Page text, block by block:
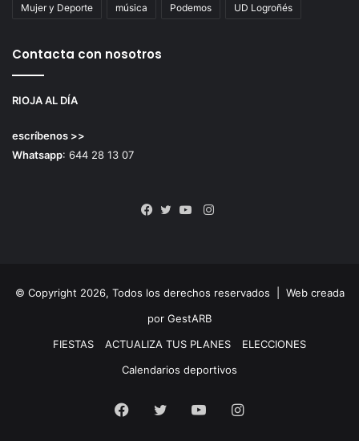
Mujer y Deporte música Podemos UD Logroñés
Contacta con nosotros
RIOJA AL DÍA
escríbenos >>
Whatsapp: 644 28 13 07
Instagram
© Copyright 2026, Todos los derechos reservados | Web creada
por GestARB
FIESTAS
ACTUALIZA TUS PLANES
ELECCIONES
Calendarios deportivos
Facebook
Twitter YouTubeInstagram